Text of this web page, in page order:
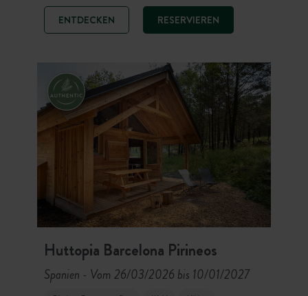
Auf der einen Seite präsentiert das
Hotel La Maison Ronde seine
eleganten Zimmer und Holzlodges.
Campingbereich Chalets und
ausgestattete Zelte für ein
vollständiges Eintauchen in die
Natur am See.
ENTDECKEN RESERVIEREN
Huttopia Barcelona Pirineos
Spanien - Vom 26/03/2026 bis 10/01/2027